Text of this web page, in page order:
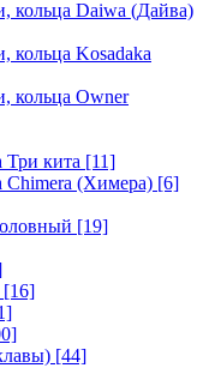
кольца Daiwa (Дайва)
кольца Kosadaka
кольца Owner
кита [11]
(Химера) [6]
[19]
[16]
[44]